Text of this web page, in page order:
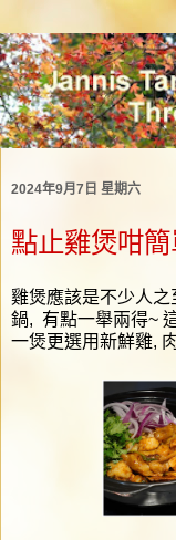
2024年9月7日 星期六
點止雞煲咁
雞煲應該是不少人之
鍋, 有點一舉兩得~
一煲更選用新鮮雞,